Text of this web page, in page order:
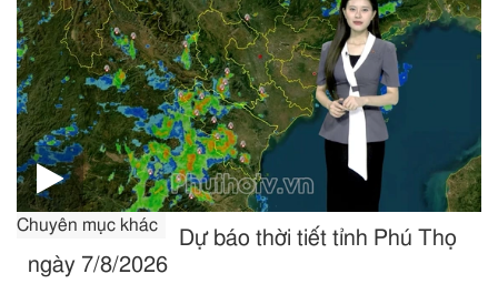
Chuyên mục khác
Dự báo thời tiết tỉnh Phú Thọ
ngày 7/8/2026